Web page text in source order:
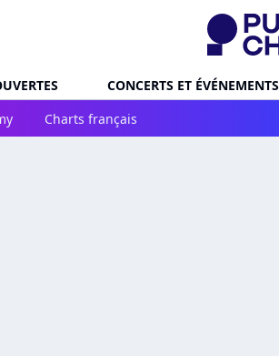
CONCERTS ET ÉVÉNEMENTS
Charts français